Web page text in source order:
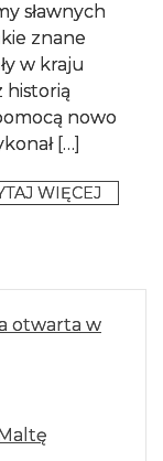
sławnych
znane
w kraju
historią
nowo
[…]
WIĘCEJ
otwarta w